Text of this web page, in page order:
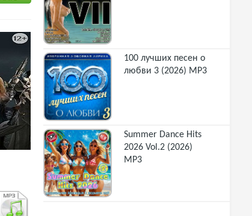
100 лучших песен о
любви 3 (2026) MP3
Summer Dance Hits
2026 Vol.2 (2026)
MP3